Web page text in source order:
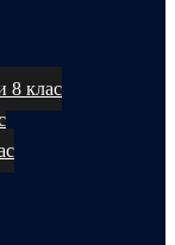
8 клас